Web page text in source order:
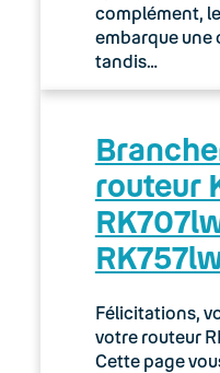
Keyyo Visio
complément,
embarque une
tandis…
routeur
Félicitations,
votre routeur
Cette page